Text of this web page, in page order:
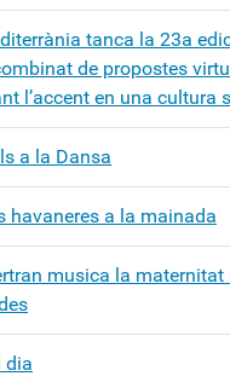
tanca la 23a
de propostes
l’accent en una cultura
a la Dansa
havaneres a la mainada
musica la
dia